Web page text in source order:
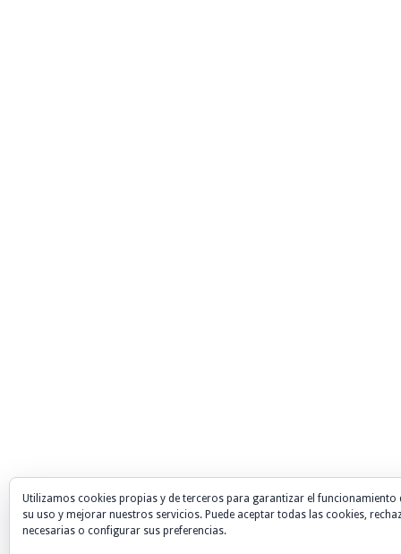
Utilizamos cookies propias y de terceros para garantizar el funcionamiento
su uso y mejorar nuestros servicios. Puede aceptar todas las cookies,
necesarias o configurar sus preferencias.